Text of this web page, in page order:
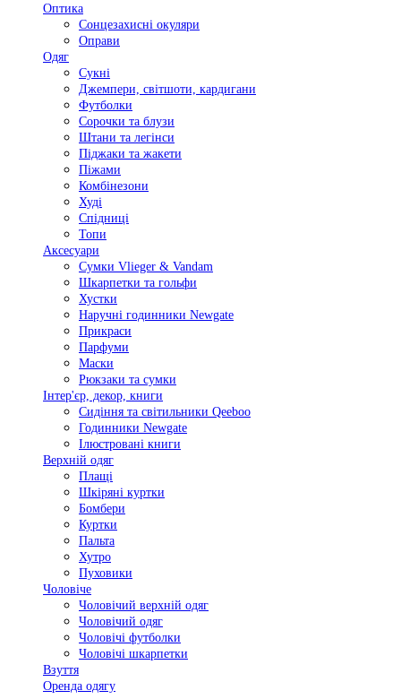
Оптика
Сонцезахисні окуляри
Оправи
Одяг
Сукні
Джемпери, світшоти, кардигани
Футболки
Сорочки та блузи
Штани та легінси
Піджаки та жакети
Піжами
Комбінезони
Худі
Спідниці
Топи
Аксесуари
Сумки Vlieger & Vandam
Шкарпетки та гольфи
Хустки
Наручні годинники Newgate
Прикраси
Парфуми
Маски
Рюкзаки та сумки
Інтер'єр, декор, книги
Сидіння та світильники Qeeboo
Годинники Newgate
Ілюстровані книги
Верхній одяг
Плащі
Шкіряні куртки
Бомбери
Куртки
Пальта
Хутро
Пуховики
Чоловіче
Чоловічий верхній одяг
Чоловічий одяг
Чоловічі футболки
Чоловічі шкарпетки
Взуття
Оренда одягу